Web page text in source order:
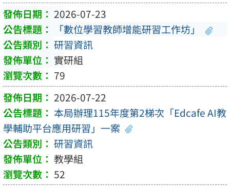
2026-07-23
「數位學習教師增能研習工作坊」
研習資訊
實研組
79
2026-07-22
本局辦理115年度第2梯次「Edcafe AI教
學輔助平台應用研習」一案
研習資訊
教學組
52